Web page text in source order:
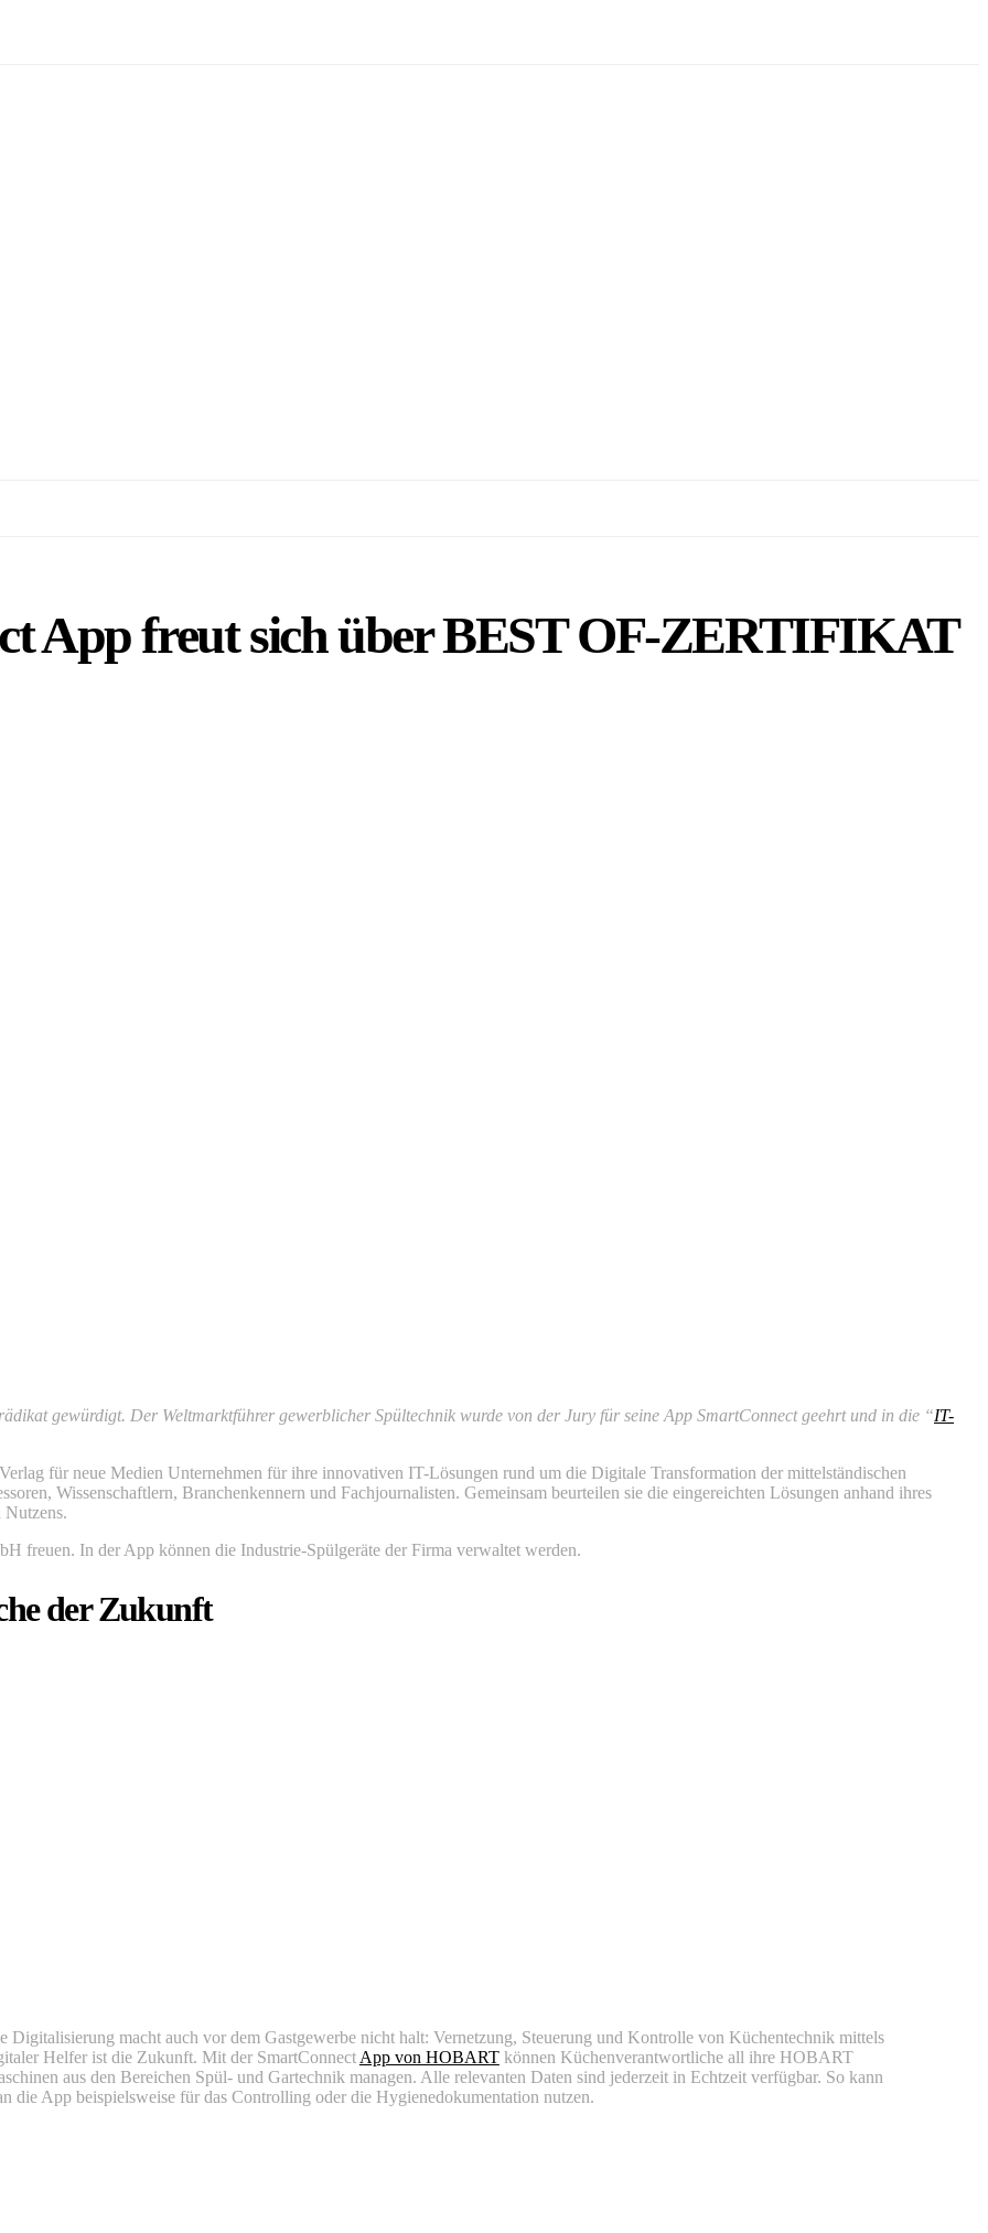
App freut sich über BEST OF-ZERTIFIKAT
gewürdigt. Der Weltmarktführer gewerblicher Spültechnik wurde von der Jury für seine App SmartConnect geehrt und in die “IT-
für neue Medien Unternehmen für ihre innovativen IT-Lösungen rund um die Digitale Transformation der mittelständischen
Wissenschaftlern, Branchenkennern und Fachjournalisten. Gemeinsam beurteilen sie die eingereichten Lösungen anhand ihres
Nutzens.
freuen. In der App können die Industrie-Spülgeräte der Firma verwaltet werden.
der Zukunft
Digitalisierung macht auch vor dem Gastgewerbe nicht halt: Vernetzung, Steuerung und Kontrolle von Küchentechnik mittels
Helfer ist die Zukunft. Mit der SmartConnect App von HOBARTkönnen Küchenverantwortliche all ihre HOBART
aus den Bereichen Spül- und Gartechnik managen. Alle relevanten Daten sind jederzeit in Echtzeit verfügbar. So kann
die App beispielsweise für das Controlling oder die Hygienedokumentation nutzen.